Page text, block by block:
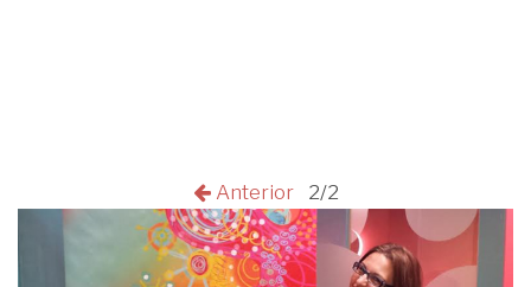
Anterior 2/2